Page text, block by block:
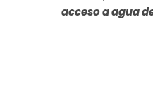
acceso a agua